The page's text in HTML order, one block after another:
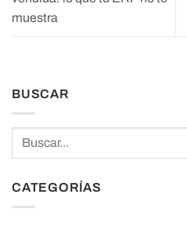
muestra
BUSCAR
CATEGORÍAS